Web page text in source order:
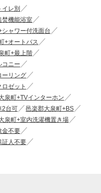
レ別
焚機能浴室
ャワー付洗面台
+オートバス
町+最上階
コニー
ーリング
ゼット
泉町+TVインターホン
2台可
邑楽郡大泉町+BS
泉町+室内洗濯機置き場
金不要
証人不要